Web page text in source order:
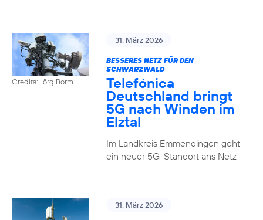
Credits: Jörg Borm
31. März 2026
BESSERES NETZ FÜR DEN
SCHWARZWALD
Telefónica
Deutschland bringt
5G nach Winden im
Elztal
Im Landkreis Emmendingen geht
ein neuer 5G-Standort ans Netz
31. März 2026